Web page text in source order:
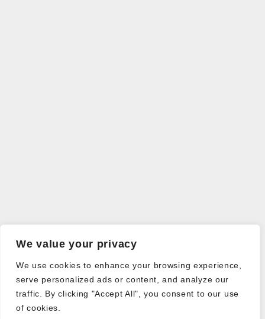
We value your privacy
We use cookies to enhance your browsing experience,
serve personalized ads or content, and analyze our
traffic. By clicking "Accept All", you consent to our use
of cookies.